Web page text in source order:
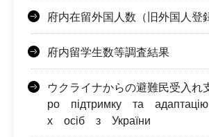
府内在留外国人数（旧外国人登
府内留学生数等調査結果
ウクライナからの避難民受入れ
ро підтримку та
х осіб з України